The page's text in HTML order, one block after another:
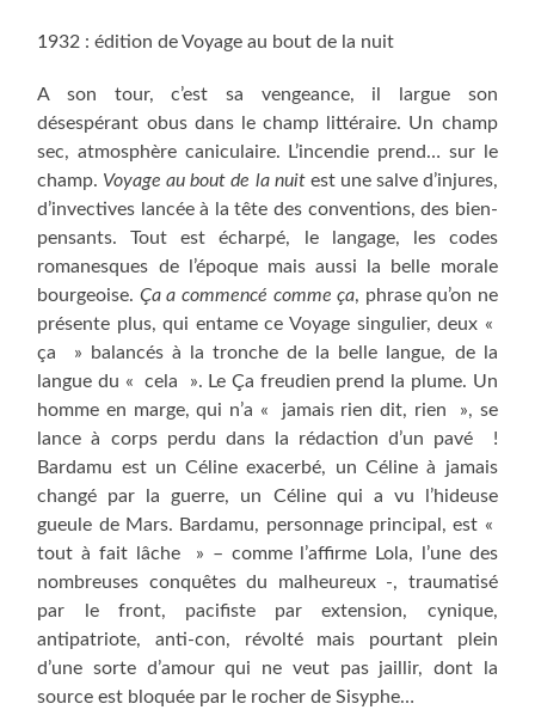
1932 : édition de Voyage au bout de la nuit
A son tour, c’est sa vengeance, il largue son
désespérant obus dans le champ littéraire. Un champ
sec, atmosphère caniculaire. L’incendie prend… sur le
champ. Voyage au bout de la nuitest une salve d’injures,
d’invectives lancée à la tête des conventions, des bien-
pensants. Tout est écharpé, le langage, les codes
romanesques de l’époque mais aussi la belle morale
bourgeoise. Ça a commencé comme ça, phrase qu’on ne
présente plus, qui entame ce Voyage singulier, deux «
ça » balancés à la tronche de la belle langue, de la
langue du « cela ». Le Ça freudien prend la plume. Un
homme en marge, qui n’a « jamais rien dit, rien », se
lance à corps perdu dans la rédaction d’un pavé !
Bardamu est un Céline exacerbé, un Céline à jamais
changé par la guerre, un Céline qui a vu l’hideuse
gueule de Mars. Bardamu, personnage principal, est «
tout à fait lâche » – comme l’affirme Lola, l’une des
nombreuses conquêtes du malheureux -, traumatisé
par le front, pacifiste par extension, cynique,
antipatriote, anti-con, révolté mais pourtant plein
d’une sorte d’amour qui ne veut pas jaillir, dont la
source est bloquée par le rocher de Sisyphe…